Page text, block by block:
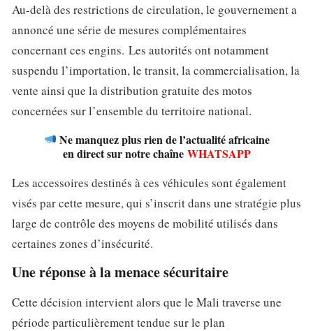
Au-delà des restrictions de circulation, le gouvernement a
annoncé une série de mesures complémentaires
concernant ces engins. Les autorités ont notamment
suspendu l’importation, le transit, la commercialisation, la
vente ainsi que la distribution gratuite des motos
concernées sur l’ensemble du territoire national.
Ne manquez plus rien de l’actualité africaine
en direct sur notre chaîne WHATSAPP
Les accessoires destinés à ces véhicules sont également
visés par cette mesure, qui s’inscrit dans une stratégie plus
large de contrôle des moyens de mobilité utilisés dans
certaines zones d’insécurité.
Une réponse à la menace sécuritaire
Cette décision intervient alors que le Mali traverse une
période particulièrement tendue sur le plan